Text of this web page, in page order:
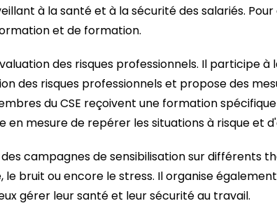
à la santé et à la sécurité des salariés.
et de formation.
des risques professionnels. Il participe à
des risques professionnels et propose des
du CSE reçoivent une formation
en mesure de repérer les situations à risque et
des campagnes de sensibilisation sur différents
bruit ou encore le stress. Il organise
gérer leur santé et leur sécurité au travail.